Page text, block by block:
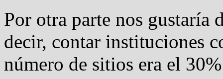
Por otra parte nos gustaría
decir, contar instituciones
número de sitios era el